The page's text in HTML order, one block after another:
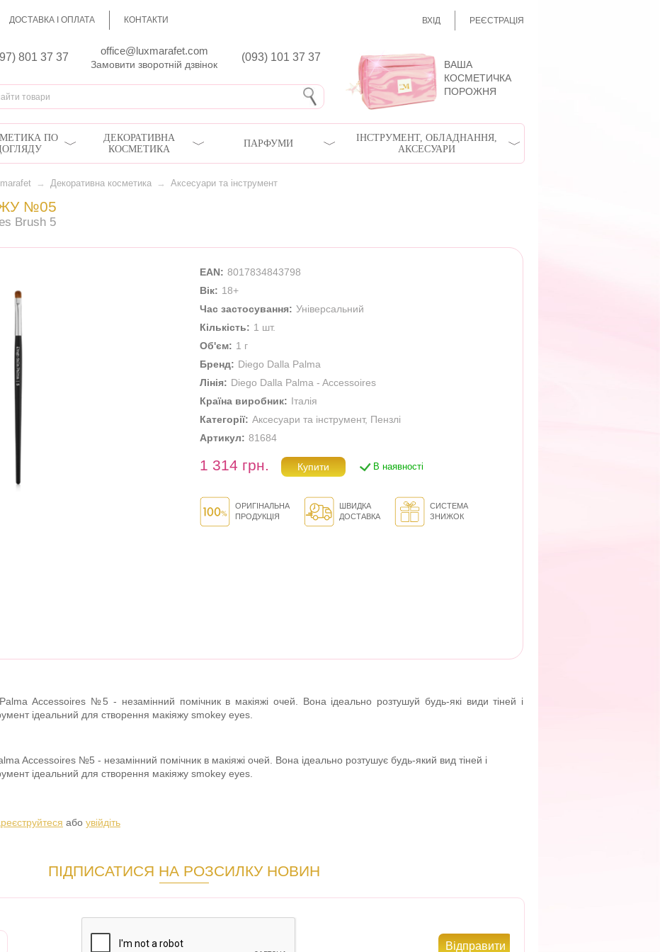
ДОСТАВКА І ОПЛАТА КОНТАКТИ ВХІД РЕЄСТРАЦІЯ
801 37 37
office@luxmarafet.com
(093) 101 37 37
Замовити зворотній дзвінок
ВАША
КОСМЕТИЧКА
ПОРОЖНЯ
ПО
ДЕКОРАТИВНА
КОСМЕТИКА
ПАРФУМИ
ІНСТРУМЕНТ, ОБЛАДНАННЯ,
АКСЕСУАРИ
→ Декоративна косметика → Аксесуари та інструмент
№05
Brush 5
EAN: 8017834843798
Вік: 18+
Час застосування: Універсальний
Кількість: 1 шт.
Об'єм: 1 г
Бренд: Diego Dalla Palma
Лінія: Diego Dalla Palma - Accessoires
Країна виробник: Італія
Категорії: Аксесуари та інструмент, Пензлі
Артикул: 81684
1 314 грн. В наявності
ОРИГІНАЛЬНА
ПРОДУКЦІЯ
ШВИДКА
ДОСТАВКА
СИСТЕМА
ЗНИЖОК
Accessoires №5 - незамінний помічник в макіяжі очей. Вона ідеально розтушуй будь-які види тіней і
ідеальний для створення макіяжу smokey eyes.
Accessoires №5 - незамінний помічник в макіяжі очей. Вона ідеально розтушує будь-який вид тіней і
ідеальний для створення макіяжу smokey eyes.
або увійдіть
ПІДПИСАТИСЯ НА РОЗСИЛКУ НОВИН